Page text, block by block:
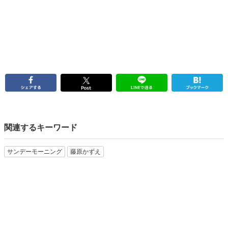
関連するキーワード
サンデーモーニング 藤原かずえ